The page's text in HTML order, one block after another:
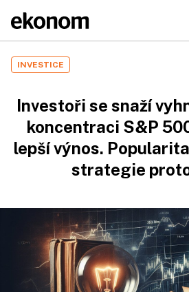
INVESTICE
Investoři se snaží
koncentraci S&P
lepší výnos.
strategie